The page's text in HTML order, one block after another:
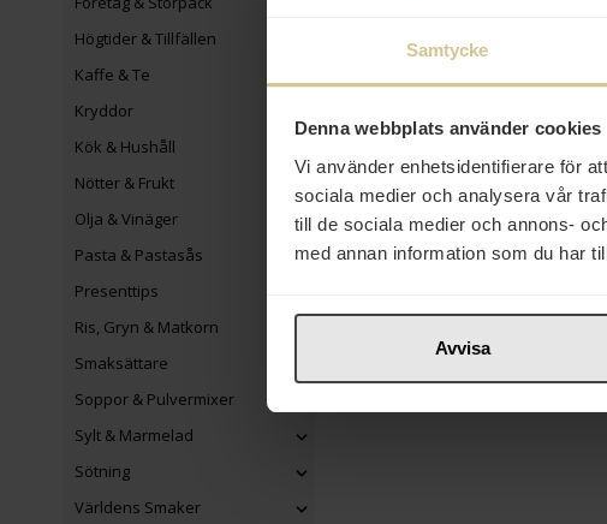
Samtycke
Denna webbplats använder cookies
Vi använder enhetsidentifierare för
sociala medier och analysera vår
till de sociala medier och annons-
med annan information som du har
Avvisa
Högtider & Tillfällen
Kaffe & Te
Kryddor
Kök & Hushåll
Nötter & Frukt
Olja & Vinäger
Pasta & Pastasås
Presenttips
Ris, Gryn & Matkorn
Smaksättare
Soppor & Pulvermixer
Sylt & Marmelad
Sötning
Världens Smaker